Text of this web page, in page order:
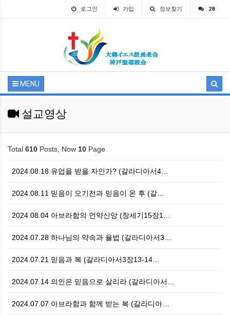
로그인 가입 정보찾기 28
MENU
설교영상
Total 610 Posts, Now 10 Page
2024.08.18 유업을 받을 자인가? (갈라디아서4…
2024.08.11 믿음이 오기전과 믿음이 온 후 (갈…
2024.08.04 아브라함의 언약신앙 (창세기15장1…
2024.07.28 하나님의 약속과 율법 (갈라디아서3…
2024.07.21 믿음과 복 (갈라디아서3장13-14…
2024.07.14 의인은 믿음으로 살리라 (갈라디아서…
2024.07.07 아브라함과 함께 받는 복 (갈라디아…